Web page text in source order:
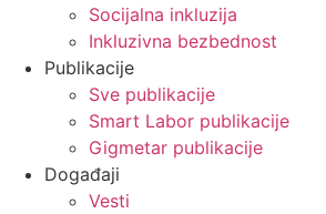
Socijalna inkluzija
Inkluzivna bezbednost
Publikacije
Sve publikacije
Smart Labor publikacije
Gigmetar publikacije
Događaji
Vesti